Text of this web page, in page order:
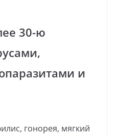
30-ю
и
гонорея, мягкий